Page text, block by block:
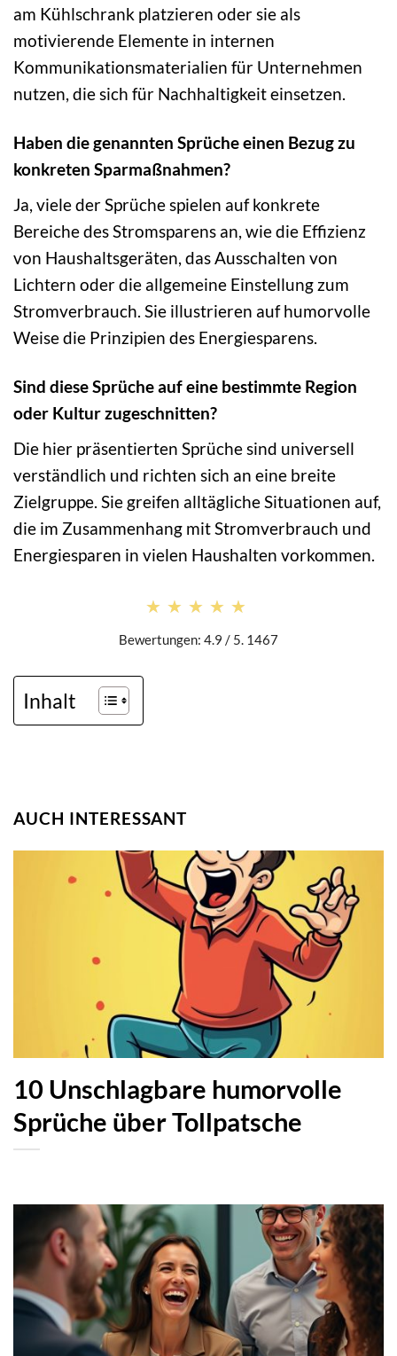
am Kühlschrank platzieren oder sie als
motivierende Elemente in internen
Kommunikationsmaterialien für Unternehmen
nutzen, die sich für Nachhaltigkeit einsetzen.
Haben die genannten Sprüche einen Bezug zu
konkreten Sparmaßnahmen?
Ja, viele der Sprüche spielen auf konkrete
Bereiche des Stromsparens an, wie die Effizienz
von Haushaltsgeräten, das Ausschalten von
Lichtern oder die allgemeine Einstellung zum
Stromverbrauch. Sie illustrieren auf humorvolle
Weise die Prinzipien des Energiesparens.
Sind diese Sprüche auf eine bestimmte Region
oder Kultur zugeschnitten?
Die hier präsentierten Sprüche sind universell
verständlich und richten sich an eine breite
Zielgruppe. Sie greifen alltägliche Situationen auf,
die im Zusammenhang mit Stromverbrauch und
Energiesparen in vielen Haushalten vorkommen.
★★★★★
★★★★★
Bewertungen: 4.9 / 5. 1467
Inhalt
AUCH INTERESSANT
10 Unschlagbare humorvolle
Sprüche über Tollpatsche